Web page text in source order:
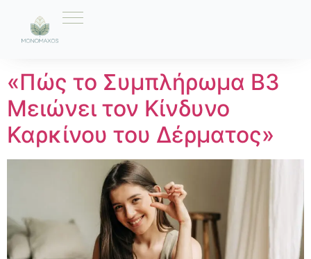
Ετικέτα:
«Πώς το Συμπλήρωμα Β3
Μειώνει τον Κίνδυνο
Καρκίνου του Δέρματος»